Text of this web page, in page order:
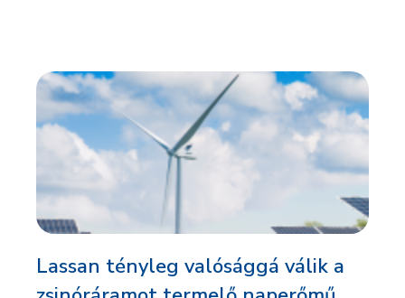
Lassan tényleg valósággá válik a